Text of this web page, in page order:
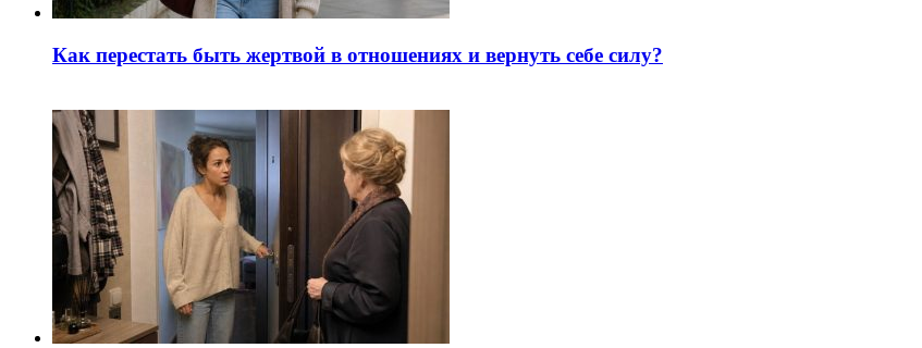
Как перестать быть жертвой в отношениях и вернуть себе силу?